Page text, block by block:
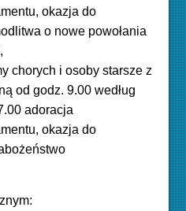
okazja do
o nowe powołania
chorych i osoby starsze z
od godz. 9.00 według
adoracja
okazja do